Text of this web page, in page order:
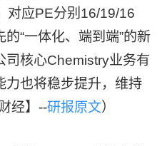
对应PE分别16/19/16
“一体化、端到端”的新
司核心Chemistry业务有
力也将稳步提升，维持
经】--研报原文）